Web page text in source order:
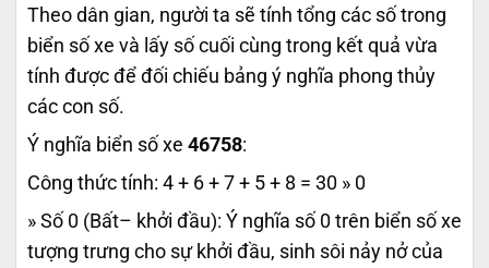
Theo dân gian, người ta sẽ tính tổng các số trong
biển số xe và lấy số cuối cùng trong kết quả vừa
tính được để đối chiếu bảng ý nghĩa phong thủy
các con số.
Ý nghĩa biển số xe 46758:
Công thức tính: 4 + 6 + 7 + 5 + 8 = 30 » 0
» Số 0 (Bất– khởi đầu): Ý nghĩa số 0 trên biển số xe
tượng trưng cho sự khởi đầu, sinh sôi nảy nở của